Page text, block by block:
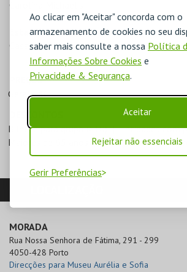
Ao clicar em "Aceitar" concorda com o
armazenamento de cookies no seu
saber mais consulte a nossa Política
Informações Sobre Cookies e
Privacidade & Segurança.
Aceitar
Rejeitar não essenciais
Gerir Preferências
Carolina Michaëlis
Estacionamento
Casa da Música
PREÇOS
Geral - 4€
Bilhete para grupo (>10)
Entidades com
Maiores de 65 anos
Situação de
MORADA
Rua Nossa Senhora de Fátima, 291 - 299
4050-428 Porto
Direcções para Museu Aurélia e Sofia